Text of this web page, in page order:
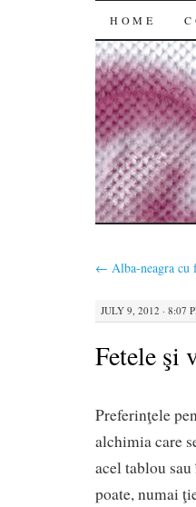
SKIP
TO
CONTENT
HOME
← Alba-neagra cu
JULY 9, 2012 · 8:07
Fetele şi
Preferinţele
alchimia care
acel tablou
poate, numai